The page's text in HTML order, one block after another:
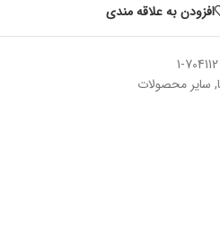
افزودن به علاقه مندی
704112-1
, سایر محصولات